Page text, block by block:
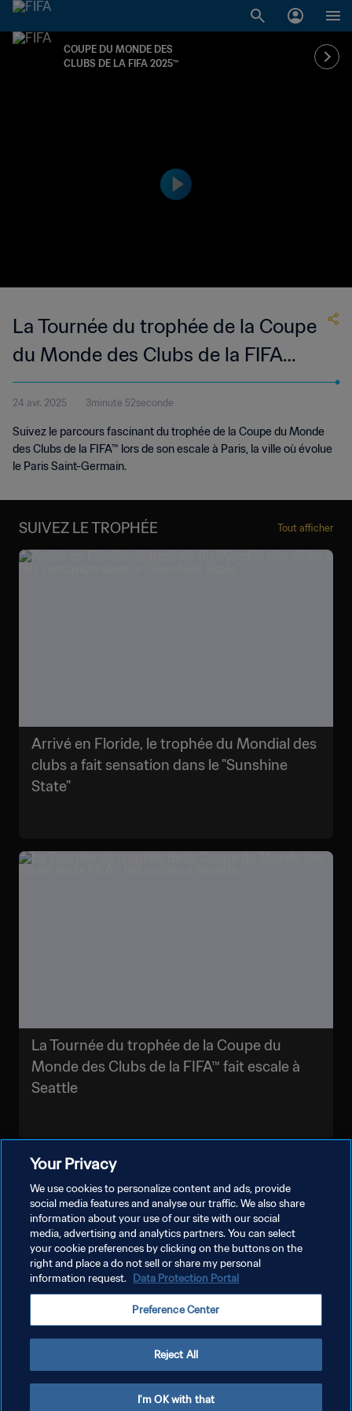
COUPE DU MONDE DES
CLUBS DE LA FIFA 2025™
La Tournée du trophée de la Coupe
du Monde des Clubs de la FIFA
2025™ à Paris
24 avr. 2025 3minute 52seconde
Suivez le parcours fascinant du trophée de la Coupe du Monde
des Clubs de la FIFA™ lors de son escale à Paris, la ville où évolue
le Paris Saint-Germain.
SUIVEZ LE TROPHÉE Tout afficher
Arrivé en Floride, le trophée du Mondial des
clubs a fait sensation dans le "Sunshine
State"
La Tournée du trophée de la Coupe du
Monde des Clubs de la FIFA™ fait escale à
Seattle
POLITIQUE DE CONFIDENTIALITÉ
CONDITIONS D'UTILISATION
GÉRER VOS PRÉFÉRENCES SUR LES COOKIES
Copyright © 1994 - 2026 FIFA. Tous droits réservés.
Your Privacy
We use cookies to personalize content and ads, provide
social media features and analyse our traffic. We also share
information about your use of our site with our social
media, advertising and analytics partners. You can select
your cookie preferences by clicking on the buttons on the
right and place a do not sell or share my personal
information request. Data Protection Portal
Preference Center
Reject All
I'm OK with that